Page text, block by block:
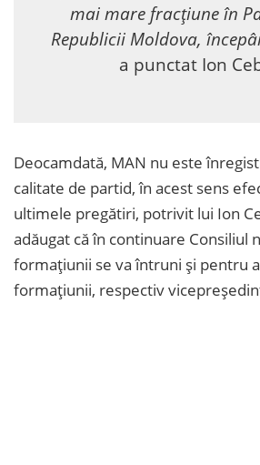
mai mare fracțiune în
Republicii Moldova,
a punctat Ion
Deocamdată, MAN nu este
calitate de partid, în acest sens
ultimele pregătiri, potrivit lui Ion
adăugat că în continuare Consiliul
formațiunii se va întruni și pentru
formațiunii, respectiv